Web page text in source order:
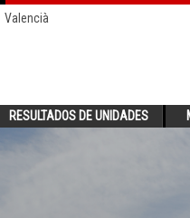
Valencià
RESULTADOS DE UNIDADES